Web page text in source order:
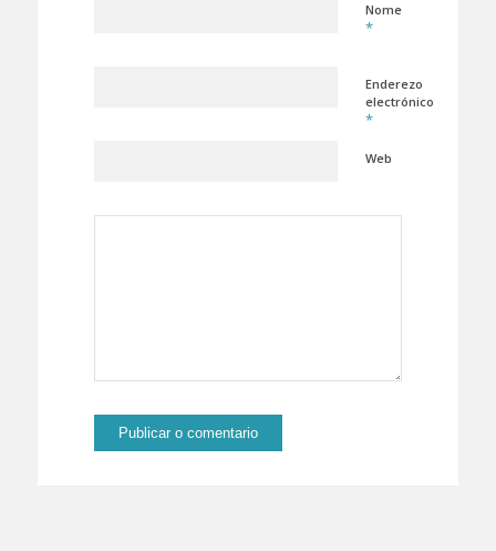
Nome
*
Enderezo
electrónico
*
Web